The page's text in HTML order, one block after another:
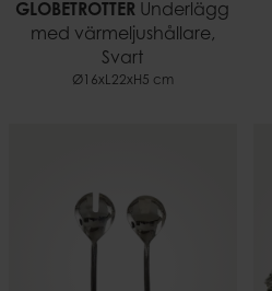
GLOBETROTTER Underlägg
med värmeljushållare,
Svart
Ø16xL22xH5 cm